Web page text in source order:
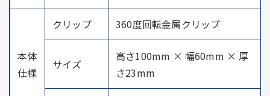
本体
仕様
クリップ 360度回転金属クリップ
サイズ
高さ100mm × 幅60mm × 厚
さ23mm